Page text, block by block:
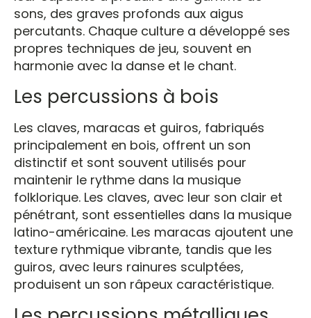
sons, des graves profonds aux aigus
percutants. Chaque culture a développé ses
propres techniques de jeu, souvent en
harmonie avec la danse et le chant.
Les percussions à bois
Les claves, maracas et guiros, fabriqués
principalement en bois, offrent un son
distinctif et sont souvent utilisés pour
maintenir le rythme dans la musique
folklorique. Les claves, avec leur son clair et
pénétrant, sont essentielles dans la musique
latino-américaine. Les maracas ajoutent une
texture rythmique vibrante, tandis que les
guiros, avec leurs rainures sculptées,
produisent un son râpeux caractéristique.